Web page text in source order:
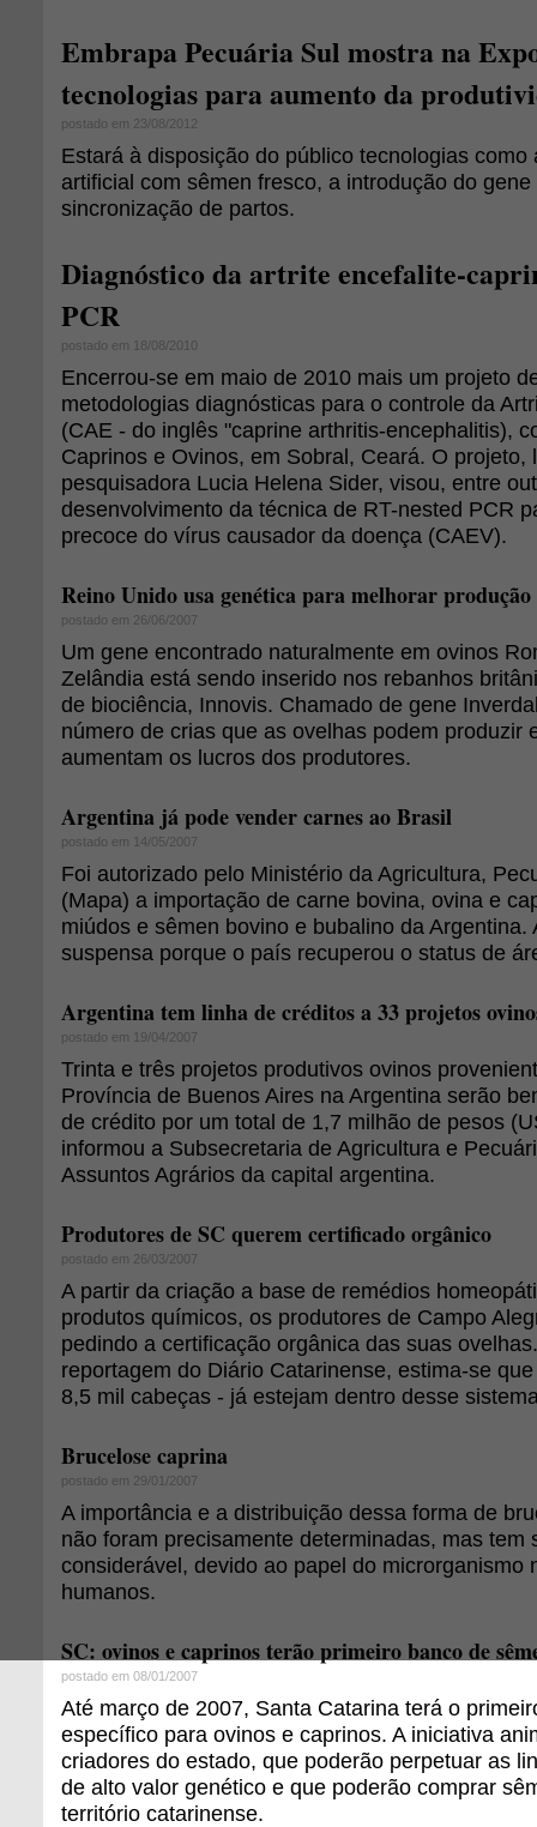
Embrapa Pecuária Sul mostra na
tecnologias para aumento da
postado em 23/08/2012
Estará à disposição do público tecnologias como
artificial com sêmen fresco, a introdução do
sincronização de partos.
Diagnóstico da artrite encefalite-
PCR
postado em 18/08/2010
Encerrou-se em maio de 2010 mais um projeto
metodologias diagnósticas para o controle da
(CAE - do inglês "caprine arthritis-encephalitis),
Caprinos e Ovinos, em Sobral, Ceará. O projeto,
pesquisadora Lucia Helena Sider, visou, entre
desenvolvimento da técnica de RT-nested PCR
precoce do vírus causador da doença (CAEV).
Reino Unido usa genética para melhorar produção
postado em 26/06/2007
Um gene encontrado naturalmente em ovinos
Zelândia está sendo inserido nos rebanhos
de biociência, Innovis. Chamado de gene
número de crias que as ovelhas podem produzir
aumentam os lucros dos produtores.
Argentina já pode vender carnes ao Brasil
postado em 14/05/2007
Foi autorizado pelo Ministério da Agricultura,
(Mapa) a importação de carne bovina, ovina e
miúdos e sêmen bovino e bubalino da Argentina.
suspensa porque o país recuperou o status de
Argentina tem linha de créditos a 33 projetos
postado em 19/04/2007
Trinta e três projetos produtivos ovinos
Província de Buenos Aires na Argentina serão
de crédito por um total de 1,7 milhão de pesos
informou a Subsecretaria de Agricultura e
Assuntos Agrários da capital argentina.
Produtores de SC querem certificado orgânico
postado em 26/03/2007
A partir da criação a base de remédios
produtos químicos, os produtores de Campo
pedindo a certificação orgânica das suas
reportagem do Diário Catarinense, estima-se
8,5 mil cabeças - já estejam dentro desse
Brucelose caprina
postado em 29/01/2007
A importância e a distribuição dessa forma de
não foram precisamente determinadas, mas tem
considerável, devido ao papel do microrganismo
humanos.
SC: ovinos e caprinos terão primeiro banco de
postado em 08/01/2007
Até março de 2007, Santa Catarina terá o
específico para ovinos e caprinos. A iniciativa
criadores do estado, que poderão perpetuar as
de alto valor genético e que poderão comprar
território catarinense.